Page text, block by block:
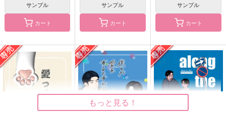
チョコレートボンバ
ー
944円（税込）
成田狂児×岡聡実
sancacu
1,100円（税込）
成田狂児×岡聡実
サンプル
ろく本
overlap
605円 （税込）
成田狂児×岡聡実
サンプル
カート
サンプル
カート
サンプル
カート
もっと見る！